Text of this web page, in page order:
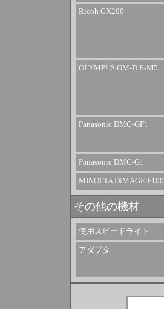
Ricoh GX200
OLYMPUS OM-D E-M5
Panasonic DMC-GF1
Panasonic DMC-G1
MINOLTA DiMAGE F100
その他の機材
使用スピードライト
アダプタ